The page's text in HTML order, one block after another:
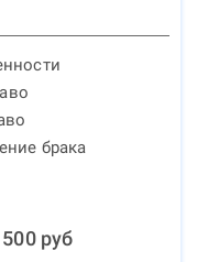
брака
руб